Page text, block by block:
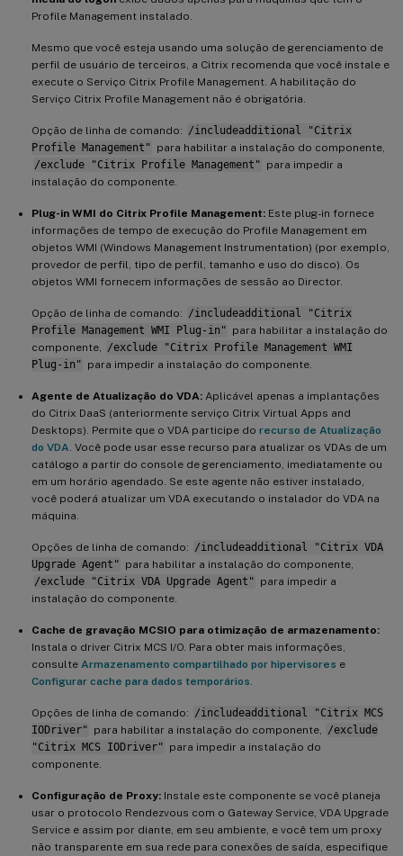
Profile Management instalado.
Mesmo que você esteja usando uma solução de gerenciamento de
perfil de usuário de terceiros, a Citrix recomenda que você instale e
execute o Serviço Citrix Profile Management. A habilitação do
Serviço Citrix Profile Management não é obrigatória.
Opção de linha de comando: /includeadditional "Citrix
Profile Management" para habilitar a instalação do componente,
/exclude "Citrix Profile Management" para impedir a
instalação do componente.
Plug-in WMI do Citrix Profile Management: Este plug-in fornece
informações de tempo de execução do Profile Management em
objetos WMI (Windows Management Instrumentation) (por exemplo,
provedor de perfil, tipo de perfil, tamanho e uso do disco). Os
objetos WMI fornecem informações de sessão ao Director.
Opção de linha de comando: /includeadditional "Citrix
Profile Management WMI Plug-in" para habilitar a instalação do
componente,
/exclude "Citrix Profile Management WMI
Plug-in" para impedir a instalação do componente.
Agente de Atualização do VDA: Aplicável apenas a implantações
do Citrix DaaS (anteriormente serviço Citrix Virtual Apps and
Desktops). Permite que o VDA participe do recurso de Atualização
do VDA . Você pode usar esse recurso para atualizar os VDAs de um
catálogo a partir do console de gerenciamento, imediatamente ou
em um horário agendado. Se este agente não estiver instalado,
você poderá atualizar um VDA executando o instalador do VDA na
máquina.
Opções de linha de comando: /includeadditional "Citrix VDA
Upgrade Agent" para habilitar a instalação do componente,
/exclude "Citrix VDA Upgrade Agent" para impedir a
instalação do componente.
Cache de gravação MCSIO para otimização de armazenamento:
Instala o driver Citrix MCS I/O. Para obter mais informações,
consulte Armazenamento compartilhado por hipervisores e
Configurar cache para dados temporários
Opções de linha de comando: /includeadditional "Citrix MCS
IODriver" para habilitar a instalação do componente,
/exclude
"Citrix MCS IODriver" para impedir a instalação do
componente.
Configuração de Proxy: Instale este componente se você planeja
usar o protocolo Rendezvous com o Gateway Service, VDA Upgrade
Service e assim por diante, em seu ambiente, e você tem um proxy
não transparente em sua rede para conexões de saída, especifique